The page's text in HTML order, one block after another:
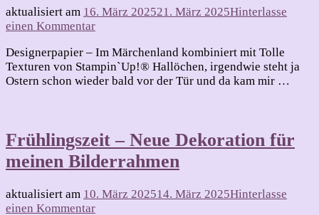
aktualisiert am 16. März 202521. März 2025Hinterlasse
einen Kommentarzu
Oster-
Tütchen
Designerpapier – Im Märchenland kombiniert mit Tolle
Texturen von Stampin`Up!® Hallöchen, irgendwie steht ja
Ostern schon wieder bald vor der Tür und da kam mir …
Frühlingszeit – Neue Dekoration für
meinen Bilderrahmen
aktualisiert am 10. März 202514. März 2025Hinterlasse
einen Kommentarzu